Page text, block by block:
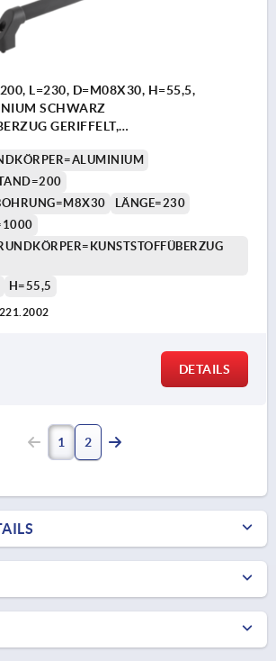
L=230, D=M08X30, H=55,5,
SCHWARZ
GERIFFELT,
LÄNGE=230
H=55,5
DETAILS
1 2